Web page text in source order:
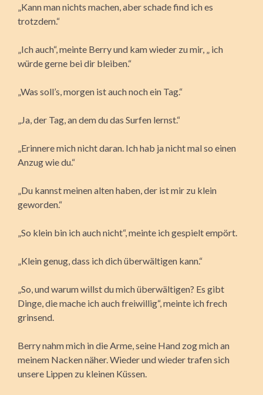
„Kann man nichts machen, aber schade find ich es
trotzdem.“
„Ich auch“, meinte Berry und kam wieder zu mir, „ ich
würde gerne bei dir bleiben.“
„Was soll’s, morgen ist auch noch ein Tag.“
„Ja, der Tag, an dem du das Surfen lernst.“
„Erinnere mich nicht daran. Ich hab ja nicht mal so einen
Anzug wie du.“
„Du kannst meinen alten haben, der ist mir zu klein
geworden.“
„So klein bin ich auch nicht“, meinte ich gespielt empört.
„Klein genug, dass ich dich überwältigen kann.“
„So, und warum willst du mich überwältigen? Es gibt
Dinge, die mache ich auch freiwillig“, meinte ich frech
grinsend.
Berry nahm mich in die Arme, seine Hand zog mich an
meinem Nacken näher. Wieder und wieder trafen sich
unsere Lippen zu kleinen Küssen.